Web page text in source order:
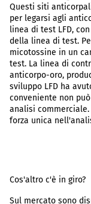
Questi siti
per legarsi agli
linea di test LFD,
della linea di test.
micotossine in un
test. La linea di
anticorpo-oro,
sviluppo LFD ha
conveniente non
analisi
forza unica
Cos'altro c'è in giro?
Sul mercato sono